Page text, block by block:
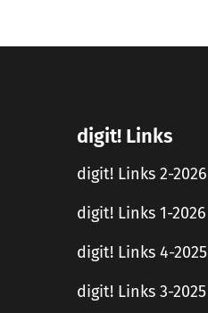
digit! Links
digit! Links 2-2026
digit! Links 1-2026
digit! Links 4-2025
digit! Links 3-2025